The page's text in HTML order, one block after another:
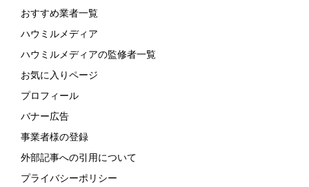
おすすめ業者一覧
ハウミルメディア
ハウミルメディアの監修者一覧
お気に入りページ
プロフィール
バナー広告
事業者様の登録
外部記事への引用について
プライバシーポリシー